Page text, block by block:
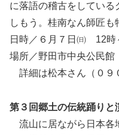
に落語の稽古をしている
しもう。桂南なん師匠も
日時／６月７日㈰ 12
場所／野田市中央公民館
詳細は松本さん（０９
第３回郷土の伝統踊りと
流山に居ながら日本各